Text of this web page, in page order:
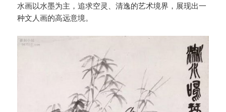
水画以水墨为主，追求空灵、清逸的艺术境界，展现出一
种文人画的高远意境。